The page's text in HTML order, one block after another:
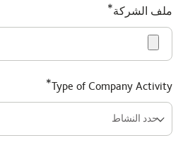
ملف الشركة*
Type of Company Activity
*